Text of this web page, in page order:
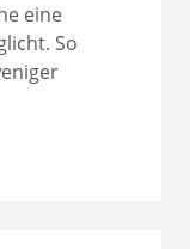
eine
So